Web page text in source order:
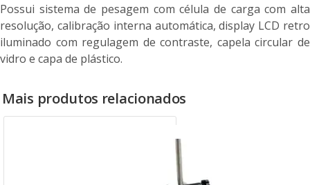
Possui sistema de pesagem com célula de carga com alta
resolução, calibração interna automática, display LCD retro
iluminado com regulagem de contraste, capela circular de
vidro e capa de plástico.
Mais produtos relacionados